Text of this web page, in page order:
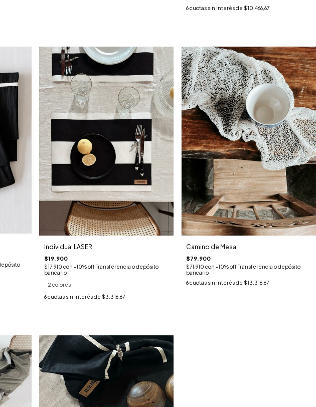
6cuotas sin interés de $10.466,67
Individual LASER
$19.900
$17.910 con -10% off Transferencia o depósito
bancario
2 colores
6 cuotas sin interés de $3.316,67
Camino de Mesa
$79.900
$71.910con -10% off Transferencia o depósito
bancario
6cuotas sin interés de $13.316,67